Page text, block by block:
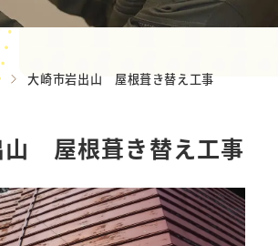
大崎市岩出山 屋根葺き替え工事
山 屋根葺き替え工事